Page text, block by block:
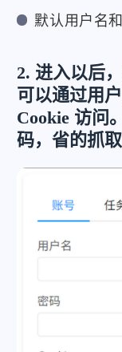
默认用户名
2. 进入以后
可以通过用
Cookie 访问
码，省的抓取